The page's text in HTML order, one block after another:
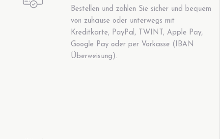
Bestellen und zahlen Sie sicher und bequem
von zuhause oder unterwegs mit
Kreditkarte, PayPal, TWINT, Apple Pay,
Google Pay oder per Vorkasse (IBAN
Überweisung).